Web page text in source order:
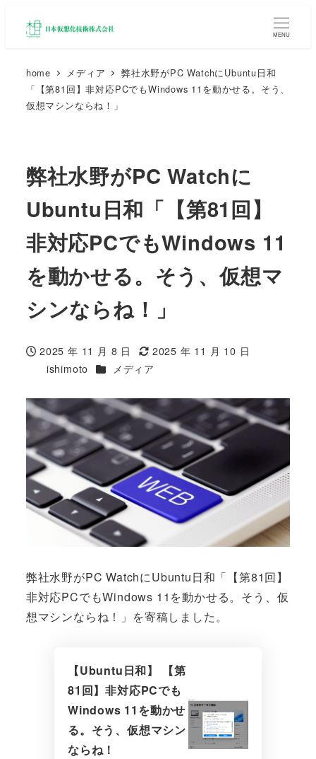
MENU
home メディア
弊社水野がPC WatchにUbuntu日和
「【第81回】非対応PCでもWindows 11を動かせる。そう、
仮想マシンならね！」
弊社水野がPC Watchに
Ubuntu日和「【第81回】
非対応PCでもWindows 11
を動かせる。そう、仮想マ
シンならね！」
投稿日
2025 年 11 月 8 日
更新日
2025 年 11 月 10 日
ishimoto カテゴリー
メディア
弊社水野がPC WatchにUbuntu日和「【第81回】
非対応PCでもWindows 11を動かせる。そう、仮
想マシンならね！」を寄稿しました。
【Ubuntu日和】 【第
81回】非対応PCでも
Windows 11を動かせ
る。そう、仮想マシン
ならね！